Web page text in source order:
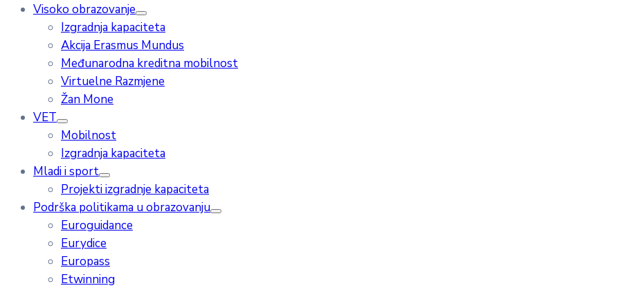
Visoko obrazovanje
Izgradnja kapaciteta
Akcija Erasmus Mundus
Međunarodna kreditna mobilnost
Virtuelne Razmjene
Žan Mone
VET
Mobilnost
Izgradnja kapaciteta
Mladi i sport
Projekti izgradnje kapaciteta
Podrška politikama u obrazovanju
Euroguidance
Eurydice
Europass
Etwinning